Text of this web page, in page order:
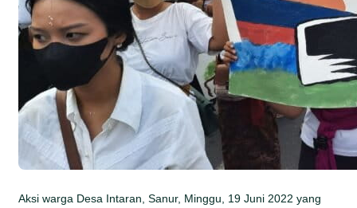
Aksi warga Desa Intaran, Sanur, Minggu, 19 Juni 2022 yang